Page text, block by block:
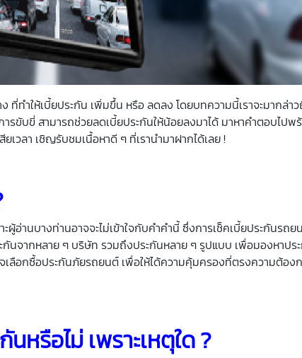
ทำให้เบี้ยประกัน เพิ่มขึ้น หรือ ลดลง โดยบทความนี้เราจะมากล่า
ขับขี่ สามารถช่วยลดเบี้ยประกันให้น้อยลงมาได้ มาหาคำตอบไป
เวลา เชิญรับชมเนื้อหาดี ๆ ที่เรานำมาฝากได้เลย !
ะผู้อ่านบางท่านอาจจะไม่เข้าใจกับคำคำนี้ ซึ่งการเช็คเบี้ยประกันรถ
ะกันจากหลาย ๆ บริษัท รวมถึงประกันหลาย ๆ รูปแบบ เพื่อมองหาป
กซื้อประกันภัยรถยนต์ เพื่อให้ได้ความคุ้มครองที่ตรงความต้องก
หรือไม่ เพราะเหตุใด ?